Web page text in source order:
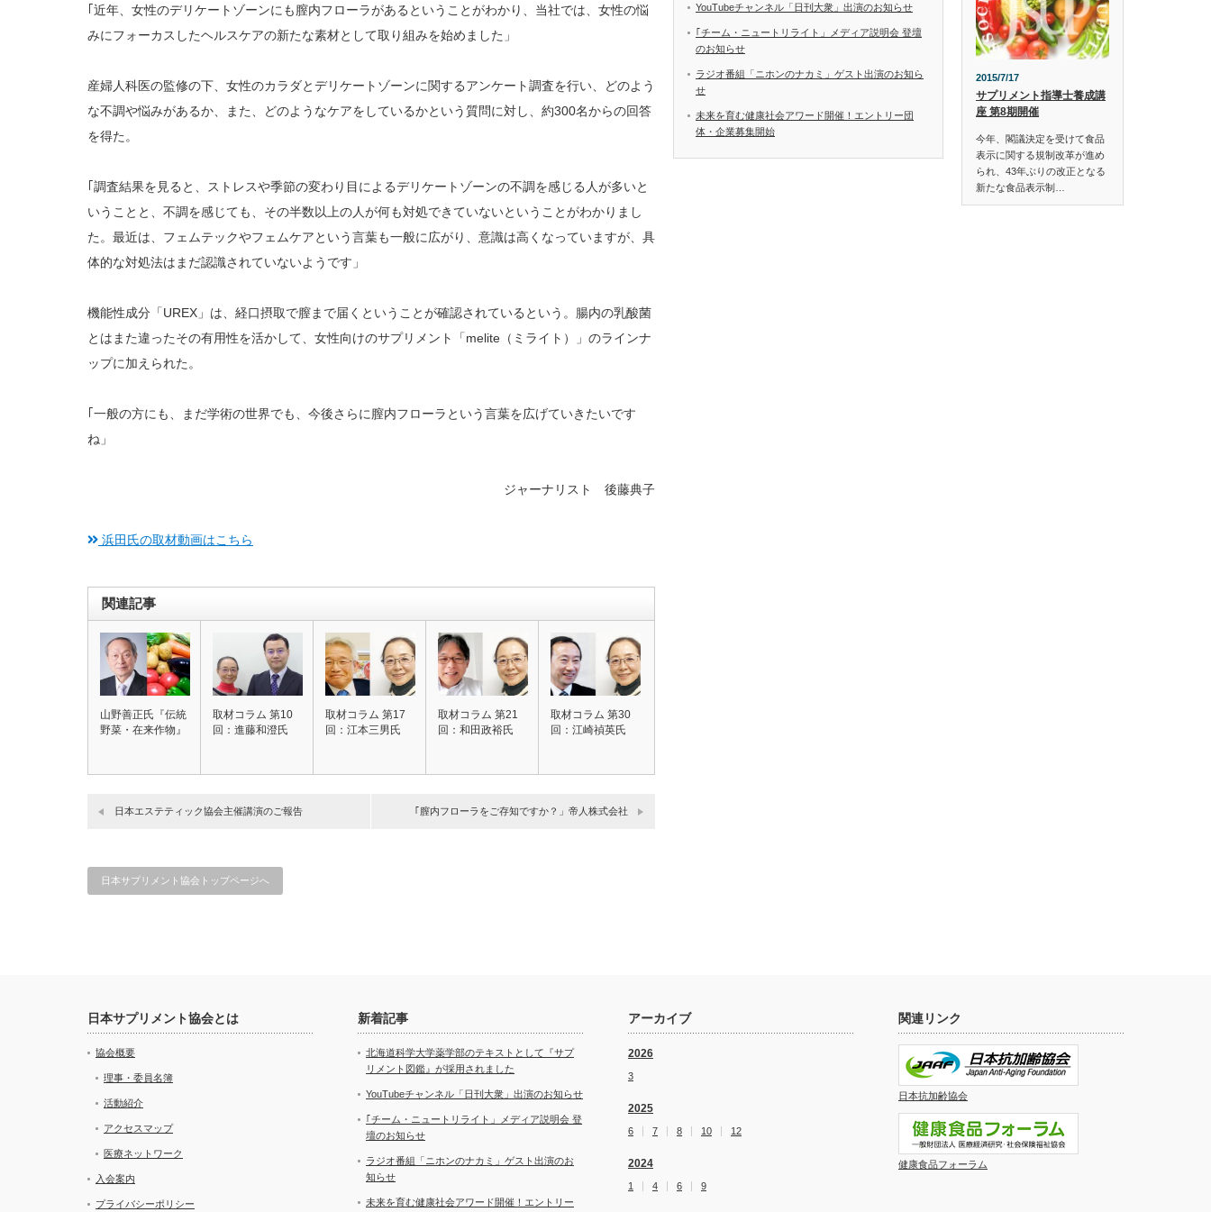
｢近年、女性のデリケートゾーンにも膣内フローラがあるということがわかり、当社では、女性の悩
みにフォーカスしたヘルスケアの新たな素材として取り組みを始めました」
産婦人科医の監修の下、女性のカラダとデリケートゾーンに関するアンケート調査を行い、どのよう
な不調や悩みがあるか、また、どのようなケアをしているかという質問に対し、約300名からの回答
を得た。
｢調査結果を見ると、ストレスや季節の変わり目によるデリケートゾーンの不調を感じる人が多いと
いうことと、不調を感じても、その半数以上の人が何も対処できていないということがわかりまし
た。最近は、フェムテックやフェムケアという言葉も一般に広がり、意識は高くなっていますが、具
体的な対処法はまだ認識されていないようです」
機能性成分「UREX」は、経口摂取で膣まで届くということが確認されているという。腸内の乳酸菌
とはまた違ったその有用性を活かして、女性向けのサプリメント「melite（ミライト）」のラインナ
ップに加えられた。
｢一般の方にも、まだ学術の世界でも、今後さらに膣内フローラという言葉を広げていきたいです
ね」
ジャーナリスト 後藤典子
浜田氏の取材動画はこちら
関連記事
山野善正氏『伝統
野菜・在来作物』
取材コラム 第10
回：進藤和澄氏
取材コラム 第17
回：江本三男氏
取材コラム 第21
回：和田政裕氏
取材コラム 第30
回：江崎禎英氏
日本エステティック協会主催講演のご報告 ｢膣内フローラをご存知ですか？」帝人株式会社
日本サプリメント協会トップページへ
YouTubeチャンネル「日刊大衆」出演のお知らせ
｢チーム・ニュートリライト」メディア説明会 登壇
のお知らせ
ラジオ番組「ニホンのナカミ」ゲスト出演のお知ら
せ
未来を育む健康社会アワード開催！エントリー団
体・企業募集開始
2015/7/17
サプリメント指導士養成講
座 第8期開催
今年、閣議決定を受けて食品
表示に関する規制改革が進め
られ、43年ぶりの改正となる
新たな食品表示制…
日本サプリメント協会とは
協会概要
理事・委員名簿
活動紹介
アクセスマップ
医療ネットワーク
入会案内
プライバシーポリシー
新着記事
北海道科学大学薬学部のテキストとして『サプ
リメント図鑑』が採用されました
YouTubeチャンネル「日刊大衆」出演のお知らせ
｢チーム・ニュートリライト」メディア説明会 登
壇のお知らせ
ラジオ番組「ニホンのナカミ」ゲスト出演のお
知らせ
未来を育む健康社会アワード開催！エントリー
アーカイブ
2026
3
2025
6 7 8 10 12
2024
1 4 6 9
関連リンク
日本抗加齢協会
健康食品フォーラム